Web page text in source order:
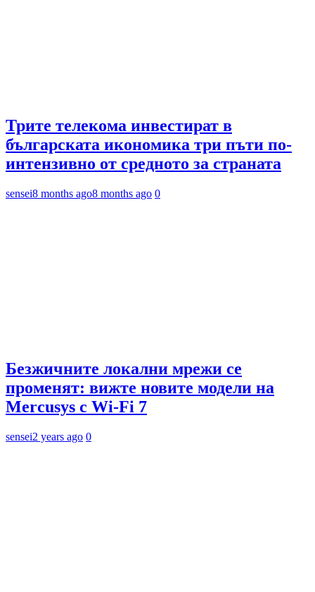
Трите телекома инвестират в
българската икономика три пъти по-
интензивно от средното за страната
sensei8 months ago8 months ago 0
Безжичните локални мрежи се
променят: вижте новите модели на
Mercusys с Wi-Fi 7
sensei2 years ago 0